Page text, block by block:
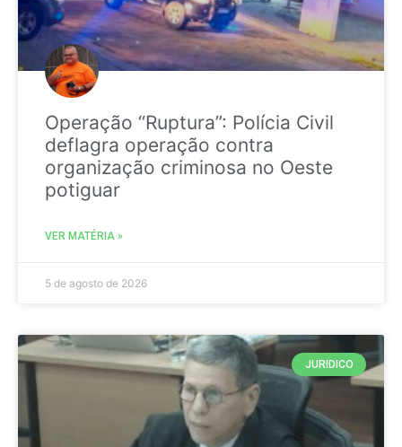
Operação “Ruptura”: Polícia Civil
deflagra operação contra
organização criminosa no Oeste
potiguar
VER MATÉRIA »
5 de agosto de 2026
JURIDICO